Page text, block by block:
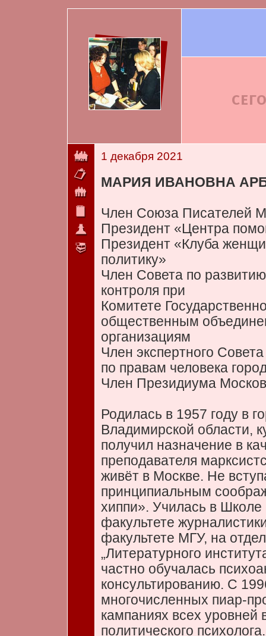
1 декабря 2021
МАРИЯ ИВАНОВНА
Член Союза Писателей
Президент «Центра
Президент «Клуба
политику»
Член Совета по
контроля при
Комитете
общественным
организациям
Член экспертного
по правам человека
Член Президиума
Родилась в 1957 году в
Владимирской области,
получил назначение в
преподавателя
живёт в Москве. Не
принципиальным
хиппи». Училась в
факультете
факультете МГУ, на
„Литературного
частно обучалась
консультированию. С
многочисленных пиар-
кампаниях всех уровней
политического